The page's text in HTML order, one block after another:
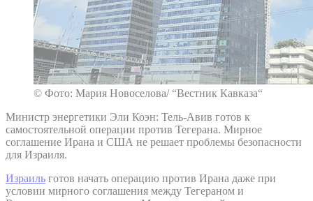
© Фото: Мария Новоселова/ “Вестник Кавказа“
Министр энергетики Эли Коэн: Тель-Авив готов к
самостоятельной операции против Тегерана. Мирное
соглашение Ирана и США не решает проблемы безопасности
для Израиля.
Израиль готов начать операцию против Ирана даже при
условии мирного соглашения между Тегераном и